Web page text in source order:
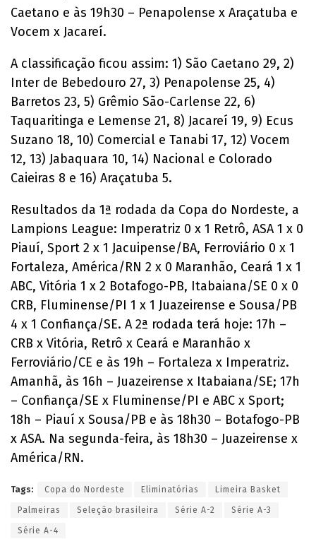
Caetano e às 19h30 – Penapolense x Araçatuba e
Vocem x Jacareí.
A classificação ficou assim: 1) São Caetano 29, 2)
Inter de Bebedouro 27, 3) Penapolense 25, 4)
Barretos 23, 5) Grêmio São-Carlense 22, 6)
Taquaritinga e Lemense 21, 8) Jacareí 19, 9) Ecus
Suzano 18, 10) Comercial e Tanabi 17, 12) Vocem
12, 13) Jabaquara 10, 14) Nacional e Colorado
Caieiras 8 e 16) Araçatuba 5.
Resultados da 1ª rodada da Copa do Nordeste, a
Lampions League: Imperatriz 0 x 1 Retrô, ASA 1 x 0
Piauí, Sport 2 x 1 Jacuipense/BA, Ferroviário 0 x 1
Fortaleza, América/RN 2 x 0 Maranhão, Ceará 1 x 1
ABC, Vitória 1 x 2 Botafogo-PB, Itabaiana/SE 0 x 0
CRB, Fluminense/PI 1 x 1 Juazeirense e Sousa/PB
4 x 1 Confiança/SE. A 2ª rodada terá hoje: 17h –
CRB x Vitória, Retrô x Ceará e Maranhão x
Ferroviário/CE e às 19h – Fortaleza x Imperatriz.
Amanhã, às 16h – Juazeirense x Itabaiana/SE; 17h
– Confiança/SE x Fluminense/PI e ABC x Sport;
18h – Piauí x Sousa/PB e às 18h30 – Botafogo-PB
x ASA. Na segunda-feira, às 18h30 – Juazeirense x
América/RN.
Tags: Copa do Nordeste Eliminatórias Limeira Basket
Palmeiras Seleção brasileira Série A-2 Série A-3
Série A-4